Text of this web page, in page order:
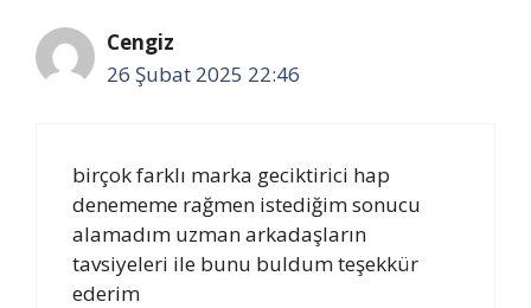
Cengiz
26 Şubat 2025 22:46
birçok farklı marka geciktirici hap
denememe rağmen istediğim sonucu
alamadım uzman arkadaşların
tavsiyeleri ile bunu buldum teşekkür
ederim